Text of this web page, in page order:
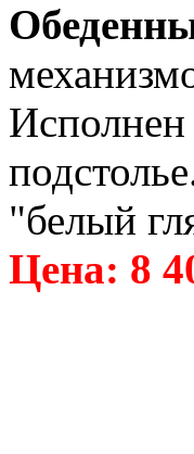
Исполнен
"белый
Цена: 8